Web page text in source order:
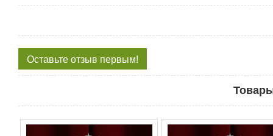
Оставьте отзыв первым!